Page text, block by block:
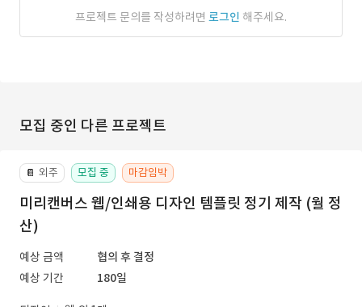
프로젝트 문의를 작성하려면 로그인 해주세요.
모집 중인 다른 프로젝트
📔 외주 모집 중 마감임박
미리캔버스 웹/인쇄용 디자인 템플릿 정기 제작 (월 정
산)
예상 금액
협의 후 결정
예상 기간
180일